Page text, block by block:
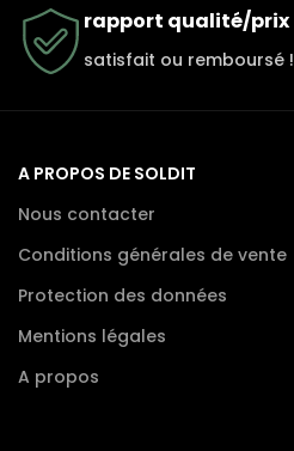
rapport qualité/prix
satisfait ou remboursé !
A PROPOS DE SOLDIT
Nous contacter
Conditions générales de vente
Protection des données
Mentions légales
A propos